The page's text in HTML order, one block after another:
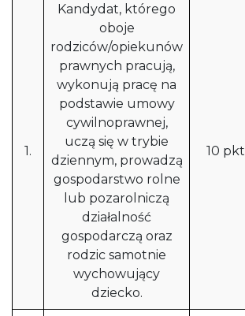
1.
Kandydat, którego
oboje
rodziców/opiekunów
prawnych pracują,
wykonują pracę na
podstawie umowy
cywilnoprawnej,
uczą się w trybie
dziennym, prowadzą
gospodarstwo rolne
lub pozarolniczą
działalność
gospodarczą oraz
rodzic samotnie
wychowujący
dziecko.
10 pkt